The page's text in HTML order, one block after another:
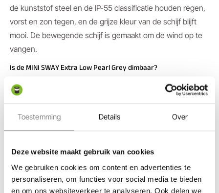
Toestemming Details Over
Deze website maakt gebruik van cookies
We gebruiken cookies om content en advertenties te
personaliseren, om functies voor social media te bieden
en om ons websiteverkeer te analyseren. Ook delen we
de kunststof steel en de IP-55 classificatie houden regen,
vorst en zon tegen, en de grijze kleur van de schijf blijft
mooi. De bewegende schijf is gemaakt om de wind op te
vangen.
Is de MINI SWAY Extra Low Pearl Grey dimbaar?
Nee, deze lamp is niet dimbaar, ook niet via een Smart
Hub. De warme lichtkleur ligt vast op 2900K en is niet in
sterkte te regelen. Wil je per se kunnen dimmen, dan zijn
Geeft de MINI SWAY Extra Low Pearl Grey kleuren goed weer?
Ja, dankzij de hoge kleurweergave komen kleuren
natuurlijk over. De warme 2900K-lichtkleur laat groen en